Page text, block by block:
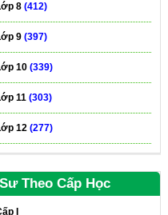
8 (412)
9 (397)
10 (339)
11 (303)
12 (277)
Theo Cấp Học
I